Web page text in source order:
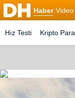
Haber Video
Hız Testi Kripto Para